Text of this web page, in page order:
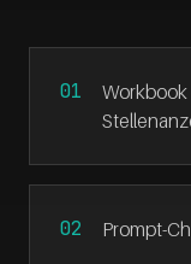
Prompt-